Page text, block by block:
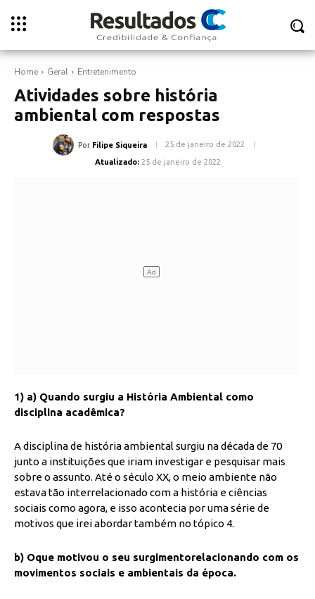
Home Geral Entretenimento
Atividades sobre história
ambiental com respostas
Por Filipe Siqueira 25 de janeiro de 2022
Atualizado: 25 de janeiro de 2022
1) a) Quando surgiu a História Ambiental como
disciplina acadêmica?
A disciplina de história ambiental surgiu na década de 70
junto a instituições que iriam investigar e pesquisar mais
sobre o assunto. Até o século XX, o meio ambiente não
estava tão interrelacionado com a história e ciências
sociais como agora, e isso acontecia por uma série de
motivos que irei abordar também no tópico 4.
b) Oque motivou o seu surgimentorelacionando com os
movimentos sociais e ambientais da época.